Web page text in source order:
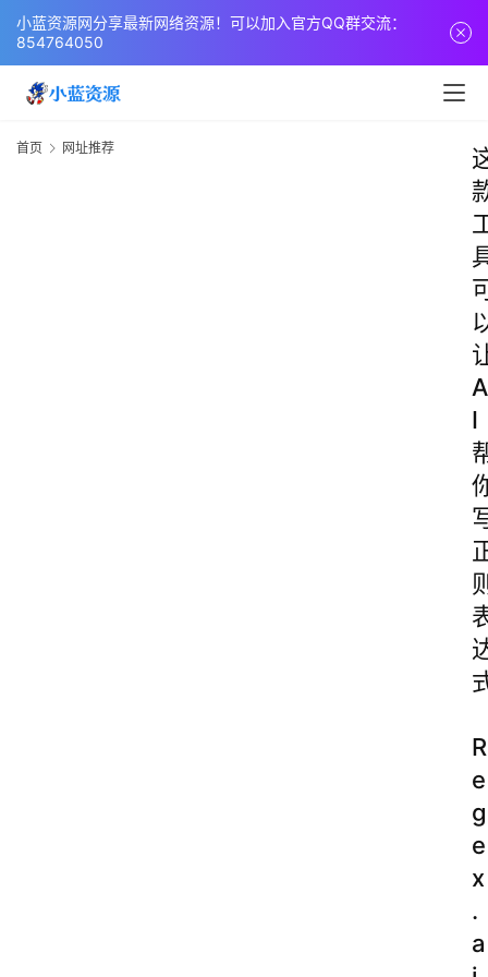
小蓝资源网分享最新网络资源！可以加入官方QQ群交流：
854764050
首页 网址推荐
A
I
R
e
g
e
x
.
a